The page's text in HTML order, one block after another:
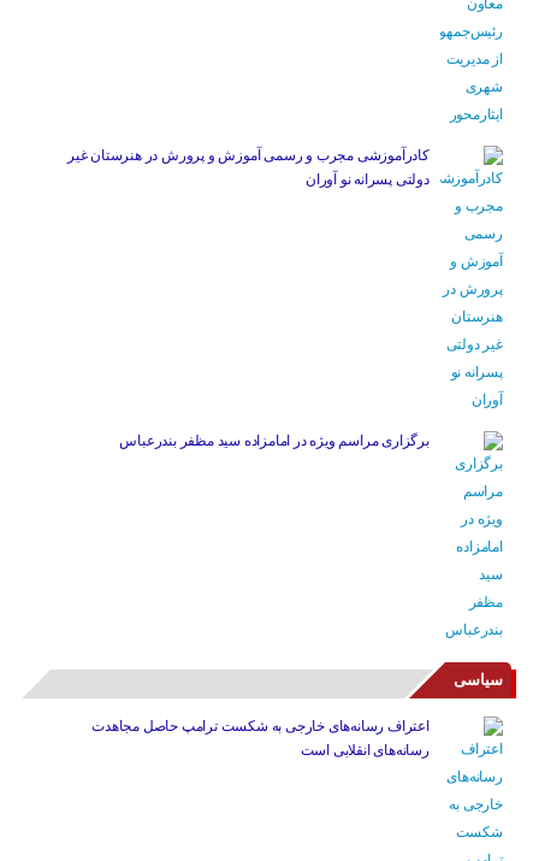
کادرآموزشی مجرب و رسمی آموزش و پرورش در هنرستان غیر
دولتی پسرانه نو آوران
برگزاری مراسم ویژه در امامزاده سید مظفر بندرعباس
سیاسی
اعتراف رسانه‌های خارجی به شکست ترامپ حاصل مجاهدت
رسانه‌های انقلابی است